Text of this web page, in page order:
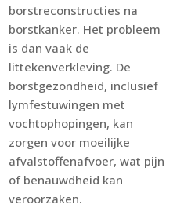
borstreconstructies na
borstkanker. Het probleem
is dan vaak de
littekenverkleving. De
borstgezondheid, inclusief
lymfestuwingen met
vochtophopingen, kan
zorgen voor moeilijke
afvalstoffenafvoer, wat pijn
of benauwdheid kan
veroorzaken.